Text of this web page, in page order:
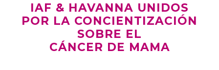
IAF & HAVANNA UNIDOS
POR LA CONCIENTIZACIÓN
SOBRE EL
CÁNCER DE MAMA